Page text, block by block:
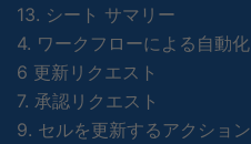
13. シート サマリー
4. ワークフローによる自動化
6 更新リクエスト
7. 承認リクエスト
9. セルを更新するアクション